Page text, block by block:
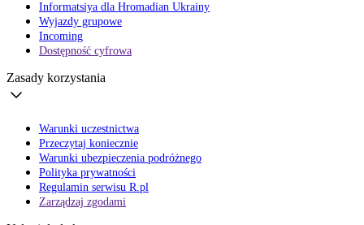
Informatsiya dla Hromadian Ukrainy
Wyjazdy grupowe
Incoming
Dostępność cyfrowa
Zasady korzystania
Warunki uczestnictwa
Przeczytaj koniecznie
Warunki ubezpieczenia podróżnego
Polityka prywatności
Regulamin serwisu R.pl
Zarządzaj zgodami